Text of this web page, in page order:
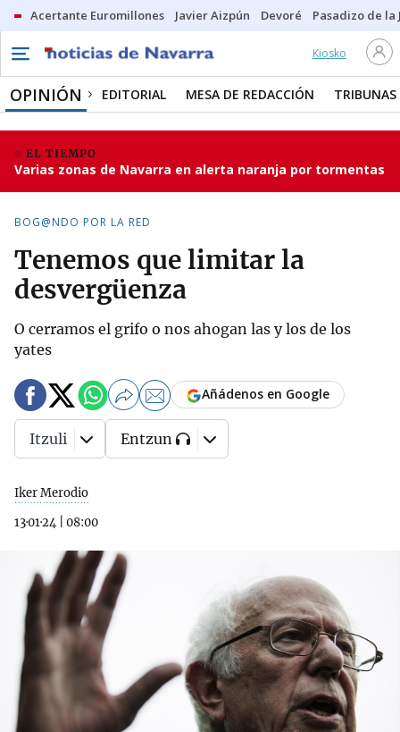
Acertante Euromillones Javier Aizpún Devoré Pasadizo de la
Kiosko
OPINIÓN EDITORIAL MESA DE REDACCIÓN TRIBUNAS
EL TIEMPO
Varias zonas de Navarra en alerta naranja por tormentas
BOG@NDO POR LA RED
Tenemos que limitar la
desvergüenza
O cerramos el grifo o nos ahogan las y los de los
yates
Iker Merodio
13·01·24
08:00
Añádenos en Google
Itzuli Entzun